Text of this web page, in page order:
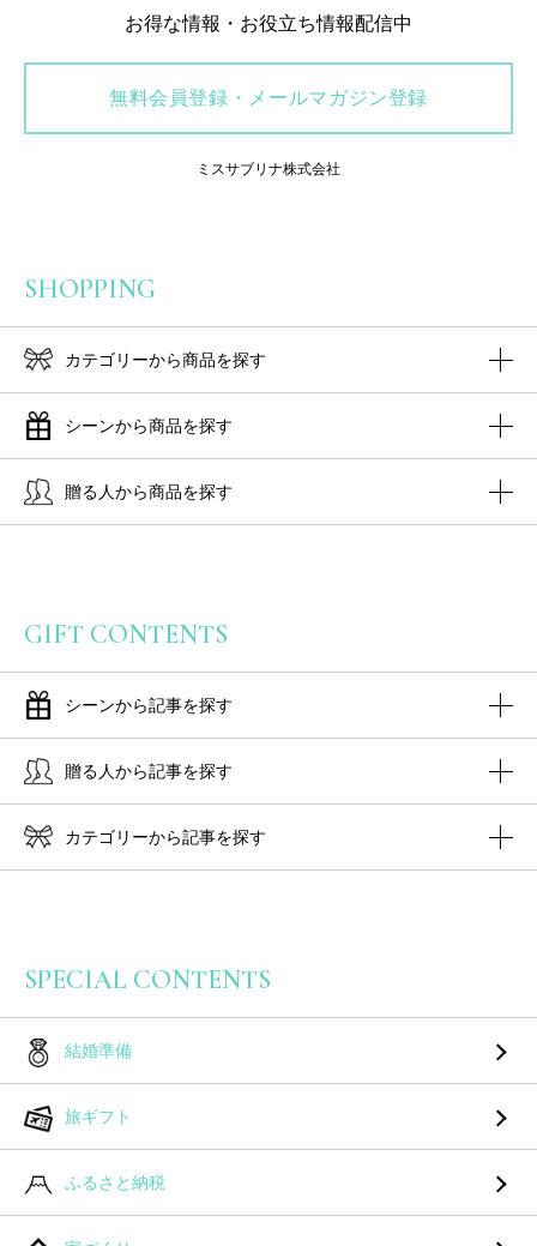
お得な情報・お役立ち情報配信中
無料会員登録・メールマガジン登録
ミスサブリナ株式会社
SHOPPING
カテゴリーから商品を探す
シーンから商品を探す
贈る人から商品を探す
GIFT CONTENTS
シーンから記事を探す
贈る人から記事を探す
カテゴリーから記事を探す
SPECIAL CONTENTS
結婚準備
旅ギフト
ふるさと納税